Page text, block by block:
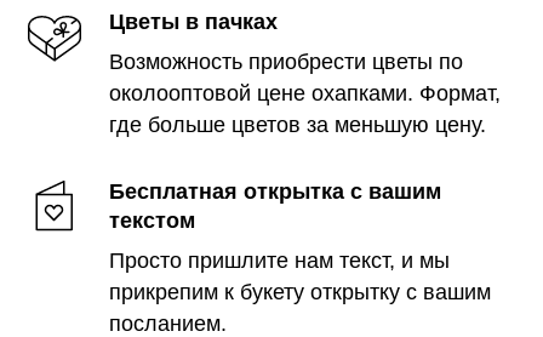
Цветы в пачках
Возможность приобрести цветы по
околооптовой цене охапками. Формат,
где больше цветов за меньшую цену.
Бесплатная открытка с вашим
текстом
Просто пришлите нам текст, и мы
прикрепим к букету открытку с вашим
посланием.